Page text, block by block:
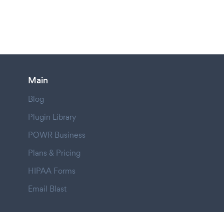
Main
Blog
Plugin Library
POWR Business
Plans & Pricing
HIPAA Forms
Email Blast